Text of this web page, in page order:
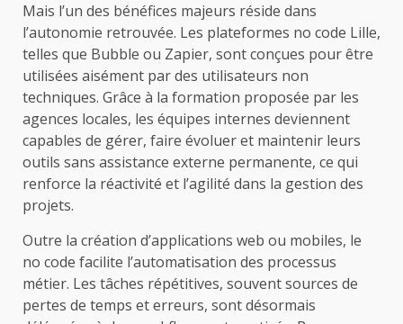
Mais l’un des bénéfices majeurs réside dans
l’autonomie retrouvée. Les plateformes no code Lille,
telles que Bubble ou Zapier, sont conçues pour être
utilisées aisément par des utilisateurs non
techniques. Grâce à la formation proposée par les
agences locales, les équipes internes deviennent
capables de gérer, faire évoluer et maintenir leurs
outils sans assistance externe permanente, ce qui
renforce la réactivité et l’agilité dans la gestion des
projets.
Outre la création d’applications web ou mobiles, le
no code facilite l’automatisation des processus
métier. Les tâches répétitives, souvent sources de
pertes de temps et erreurs, sont désormais